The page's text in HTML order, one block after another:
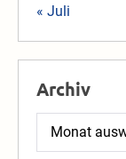
« Juli
Archiv
Archiv